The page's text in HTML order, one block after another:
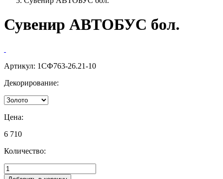
Сувенир АВТОБУС бол.
Артикул: 1СФ763-26.21-10
Декорирование:
Цена:
6 710
Количество: